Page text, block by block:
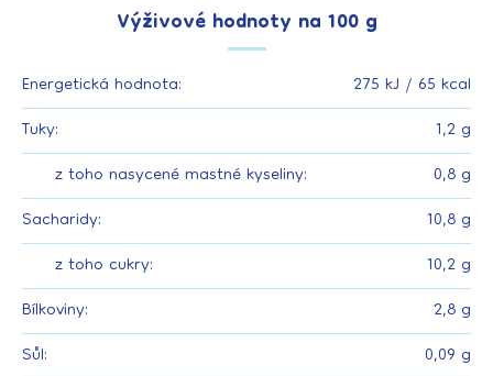
Výživové hodnoty na 100 g
Energetická hodnota:
275 kJ / 65 kcal
Tuky:
1,2 g
z toho nasycené mastné kyseliny:
0,8 g
Sacharidy:
10,8 g
z toho cukry:
10,2 g
Bílkoviny:
2,8 g
Sůl:
0,09 g